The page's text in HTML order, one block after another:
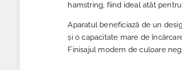
hamstring, fiind ideal atât
Aparatul beneficiază de un
și o capacitate mare de
Finisajul modern de culoare